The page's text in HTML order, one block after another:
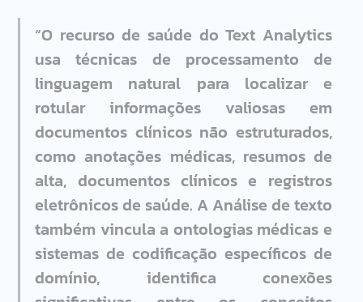
“O recurso de saúde do Text Analytics
usa técnicas de processamento de
linguagem natural para localizar e
rotular informações valiosas em
documentos clínicos não estruturados,
como anotações médicas, resumos de
alta, documentos clínicos e registros
eletrônicos de saúde. A Análise de texto
também vincula a ontologias médicas e
sistemas de codificação específicos de
domínio, identifica conexões